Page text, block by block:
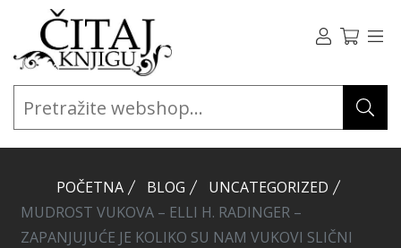
POČETNA BLOG
UNCATEGORIZED
MUDROST VUKOVA – ELLI H. RADINGER –
ZAPANJUJUĆE JE KOLIKO SU NAM VUKOVI SLIČNI